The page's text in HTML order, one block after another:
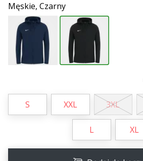
Znajdź
buty,
ubrania
i…
Zostań
Weplayvolleyball
Męskie, Czarny
S XXL 3XL
L XL